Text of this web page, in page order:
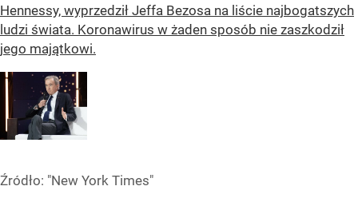
Hennessy, wyprzedził Jeffa Bezosa na liście najbogatszych
ludzi świata. Koronawirus w żaden sposób nie zaszkodził
jego majątkowi.
Źródło: "New York Times"